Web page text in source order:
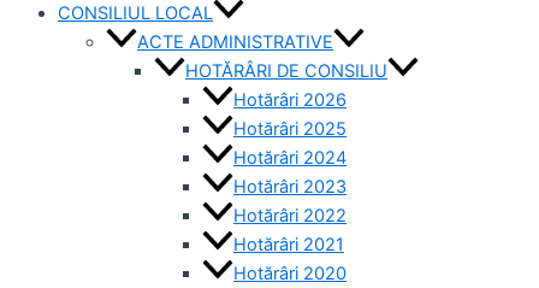
CONSILIUL LOCAL
ACTE ADMINISTRATIVE
HOTĂRÂRI DE CONSILIU
Hotărâri 2026
Hotărâri 2025
Hotărâri 2024
Hotărâri 2023
Hotărâri 2022
Hotărâri 2021
Hotărâri 2020